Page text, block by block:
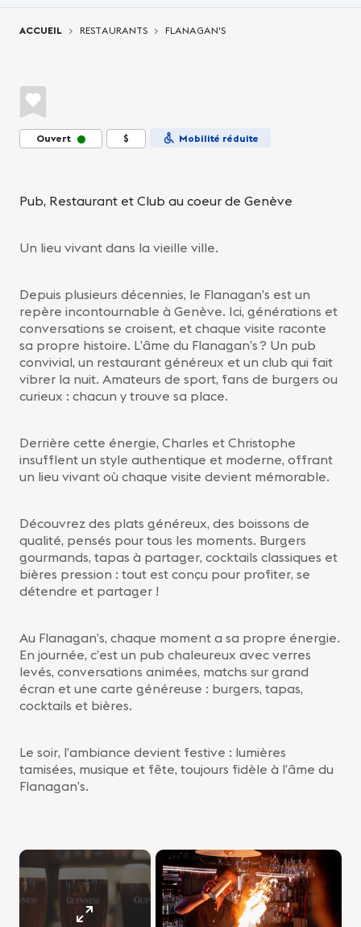
ACCUEIL RESTAURANTS FLANAGAN'S
Ouvert $ Mobilité réduite
Pub, Restaurant et Club au coeur de Genève
Un lieu vivant dans la vieille ville.
Depuis plusieurs décennies, le Flanagan’s est un
repère incontournable à Genève. Ici, générations et
conversations se croisent, et chaque visite raconte
sa propre histoire. L’âme du Flanagan’s ? Un pub
convivial, un restaurant généreux et un club qui fait
vibrer la nuit. Amateurs de sport, fans de burgers ou
curieux : chacun y trouve sa place.
Derrière cette énergie, Charles et Christophe
insufflent un style authentique et moderne, offrant
un lieu vivant où chaque visite devient mémorable.
Découvrez des plats généreux, des boissons de
qualité, pensés pour tous les moments. Burgers
gourmands, tapas à partager, cocktails classiques et
bières pression : tout est conçu pour profiter, se
détendre et partager !
Au Flanagan’s, chaque moment a sa propre énergie.
En journée, c’est un pub chaleureux avec verres
levés, conversations animées, matchs sur grand
écran et une carte généreuse : burgers, tapas,
cocktails et bières.
Le soir, l’ambiance devient festive : lumières
tamisées, musique et fête, toujours fidèle à l’âme du
Flanagan’s.